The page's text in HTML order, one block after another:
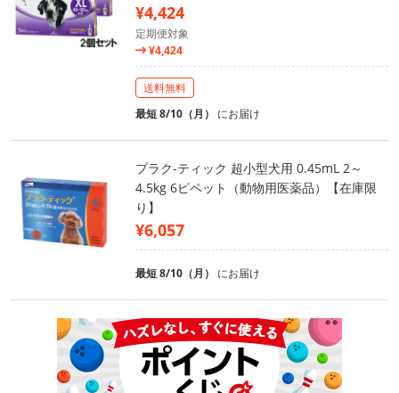
¥4,424
定期便対象
¥4,424
送料無料
最短 8/10（月） にお届け
プラク‐ティック 超小型犬用 0.45mL 2～
4.5kg 6ピペット（動物用医薬品）【在庫限
り】
¥6,057
最短 8/10（月） にお届け